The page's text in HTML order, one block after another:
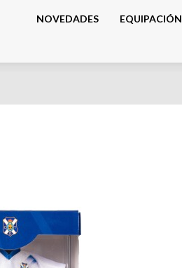
NOVEDADES EQUIPACIÓN